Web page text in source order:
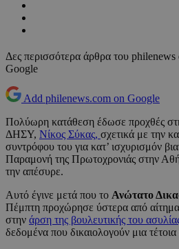
Δες περισσότερα άρθρα του philenews
Google
Add philenews.com on Google
Πολύωρη κατάθεση έδωσε προχθές
ΔΗΣΥ, Νίκος Σύκας, σχετικά με την
συντρόφου του για κατ’ ισχυρισμόν
Παραμονή της Πρωτοχρονιάς στην
την απέσυρε.
Αυτό έγινε μετά που το Ανώτατο
Πέμπτη προχώρησε ύστερα από
στην άρση της βουλευτικής του
δεδομένα που δικαιολογούν μια